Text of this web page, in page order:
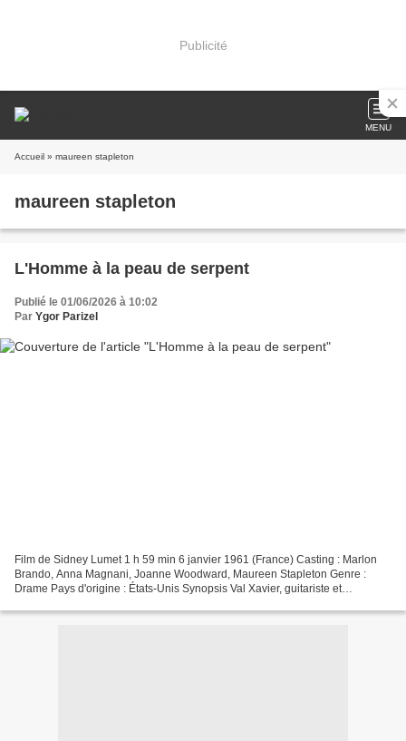
Publicité
MENU
Accueil » maureen stapleton
maureen stapleton
L'Homme à la peau de serpent
Publié le 01/06/2026 à 10:02
Par Ygor Parizel
Film de Sidney Lumet 1 h 59 min 6 janvier 1961 (France) Casting : Marlon
Brando, Anna Magnani, Joanne Woodward, Maureen Stapleton Genre :
Drame Pays d'origine : États-Unis Synopsis Val Xavier, guitariste et